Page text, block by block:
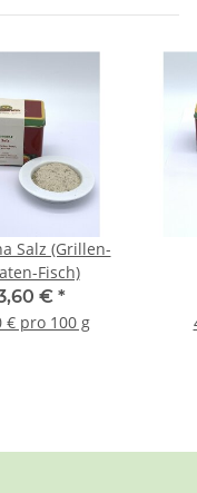
Salz (Grillen-
Fisch)
€ *
€ pro 100 g